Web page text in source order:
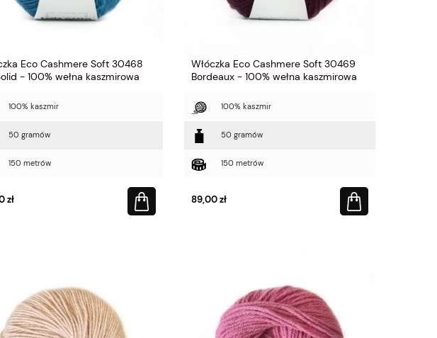
Eco Cashmere Soft 30468
- 100% wełna kaszmirowa
100% kaszmir
50 gramów
150 metrów
zł
Włóczka Eco Cashmere Soft 30469
Bordeaux - 100% wełna kaszmirowa
100% kaszmir
50 gramów
150 metrów
89,00 zł